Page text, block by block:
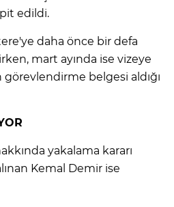
edildi.
daha önce bir defa
mart ayında ise vizeye
belgesi aldığı
yakalama kararı
Kemal Demir ise